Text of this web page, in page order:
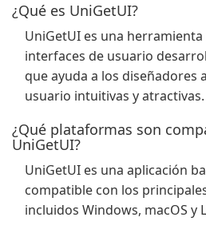
¿Qué es UniGetUI?
UniGetUI es una
interfaces de usuario
que ayuda a los diseñadores
usuario intuitivas y atractivas.
¿Qué plataformas son
UniGetUI?
UniGetUI es una aplicación
compatible con los
incluidos Windows, macOS y